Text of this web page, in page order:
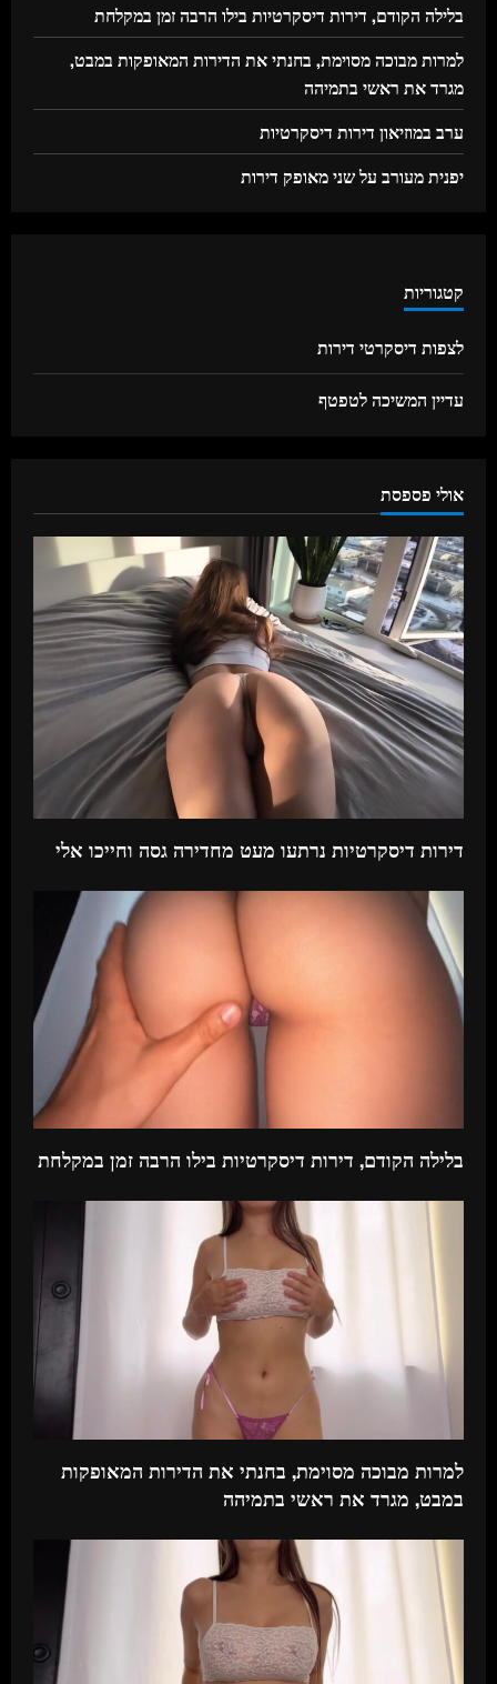
בלילה הקודם, דירות דיסקרטיות בילו הרבה זמן במקלחת
למרות מבוכה מסוימת, בחנתי את הדירות המאופקות במבט,
מגרד את ראשי בתמיהה
ערב במוזיאון דירות דיסקרטיות
יפנית מעורב על שני מאופק דירות
קטגוריות
לצפות דיסקרטי דירות
עדיין המשיכה לטפטף
אולי פספסת
דירות דיסקרטיות נרתעו מעט מחדירה גסה וחייכו אלי
בלילה הקודם, דירות דיסקרטיות בילו הרבה זמן במקלחת
למרות מבוכה מסוימת, בחנתי את הדירות המאופקות
במבט, מגרד את ראשי בתמיהה